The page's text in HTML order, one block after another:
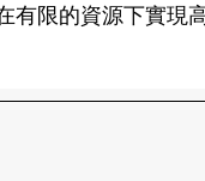
有限的資源下實現